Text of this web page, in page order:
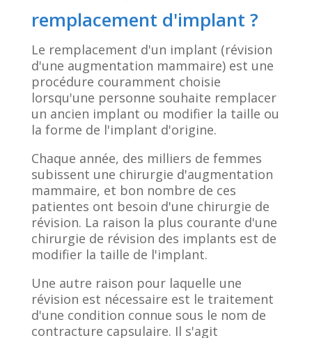
remplacement d'implant ?
Le remplacement d'un implant (révision
d'une augmentation mammaire) est une
procédure couramment choisie
lorsqu'une personne souhaite remplacer
un ancien implant ou modifier la taille ou
la forme de l'implant d'origine.
Chaque année, des milliers de femmes
subissent une chirurgie d'augmentation
mammaire, et bon nombre de ces
patientes ont besoin d'une chirurgie de
révision. La raison la plus courante d'une
chirurgie de révision des implants est de
modifier la taille de l'implant.
Une autre raison pour laquelle une
révision est nécessaire est le traitement
d'une condition connue sous le nom de
contracture capsulaire. Il s'agit